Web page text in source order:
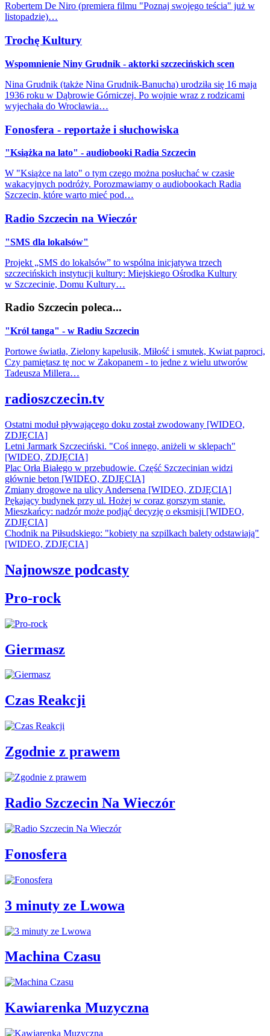
Robertem De Niro (premiera filmu "Poznaj swojego teścia" już w
listopadzie)…
Trochę Kultury
Wspomnienie Niny Grudnik - aktorki szczecińskich scen
Nina Grudnik (także Nina Grudnik-Banucha) urodziła się 16 maja
1936 roku w Dąbrowie Górniczej. Po wojnie wraz z rodzicami
wyjechała do Wrocławia…
Fonosfera - reportaże i słuchowiska
"Książka na lato" - audiobooki Radia Szczecin
W "Książce na lato" o tym czego można posłuchać w czasie
wakacyjnych podróży. Porozmawiamy o audiobookach Radia
Szczecin, które warto mieć pod…
Radio Szczecin na Wieczór
"SMS dla lokalsów"
Projekt „SMS do lokalsów” to wspólna inicjatywa trzech
szczecińskich instytucji kultury: Miejskiego Ośrodka Kultury
w Szczecinie, Domu Kultury…
Radio Szczecin poleca...
"Król tanga" - w Radiu Szczecin
Portowe światła, Zielony kapelusik, Miłość i smutek, Kwiat paproci,
Czy pamiętasz tę noc w Zakopanem - to jedne z wielu utworów
Tadeusza Millera…
radioszczecin.tv
Ostatni moduł pływającego doku został zwodowany [WIDEO,
ZDJĘCIA]
Letni Jarmark Szczeciński. "Coś innego, aniżeli w sklepach"
[WIDEO, ZDJĘCIA]
Plac Orła Białego w przebudowie. Część Szczecinian widzi
głównie beton [WIDEO, ZDJĘCIA]
Zmiany drogowe na ulicy Andersena [WIDEO, ZDJĘCIA]
Pękający budynek przy ul. Hożej w coraz gorszym stanie.
Mieszkańcy: nadzór może podjąć decyzję o eksmisji [WIDEO,
ZDJĘCIA]
Chodnik na Piłsudskiego: "kobiety na szpilkach balety odstawiają"
[WIDEO, ZDJĘCIA]
Najnowsze podcasty
Pro-rock
Giermasz
Czas Reakcji
Zgodnie z prawem
Radio Szczecin Na Wieczór
Fonosfera
3 minuty ze Lwowa
Machina Czasu
Kawiarenka Muzyczna